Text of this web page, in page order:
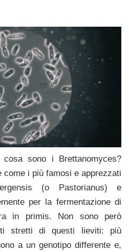
cosa sono i Brettanomyces?
come i più famosi e apprezzati
(o Pastorianus) e
per la fermentazione di
in primis. Non sono però
stretti di questi lieviti: più
a un genotipo differente e,